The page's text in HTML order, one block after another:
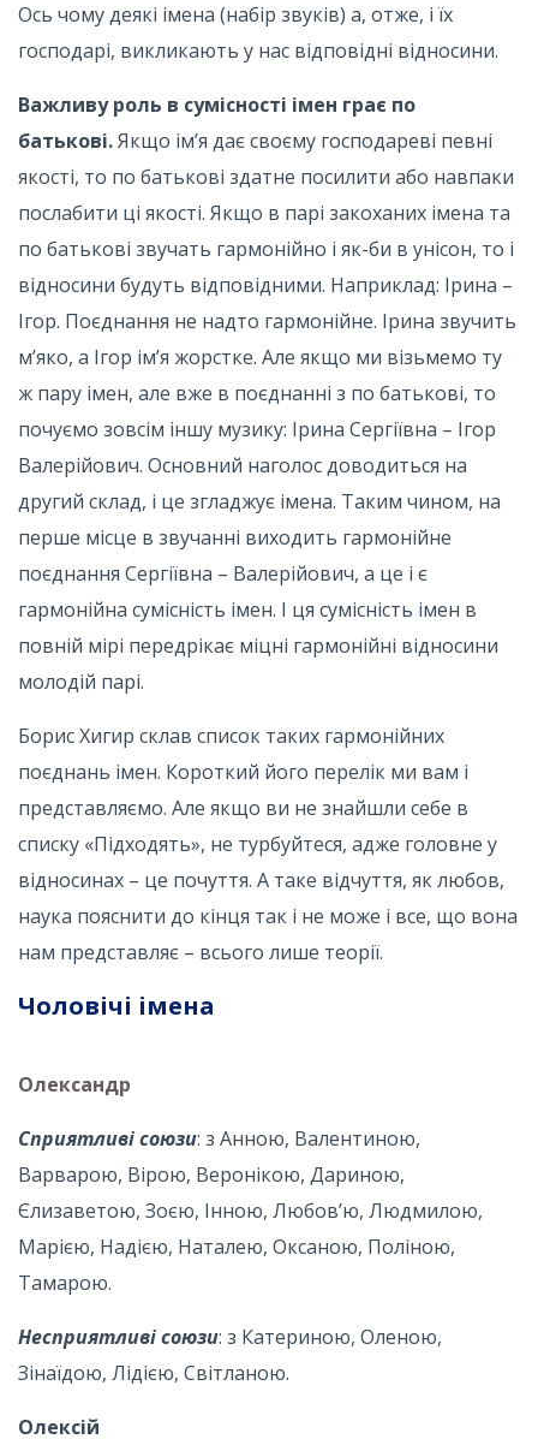
Ось чому деякі імена (набір звуків) а, отже, і їх
господарі, викликають у нас відповідні відносини.
Важливу роль в сумісності імен грає по
батькові.Якщо ім’я дає своєму господареві певні
якості, то по батькові здатне посилити або навпаки
послабити ці якості. Якщо в парі закоханих імена та
по батькові звучать гармонійно і як-би в унісон, то і
відносини будуть відповідними. Наприклад: Ірина –
Ігор. Поєднання не надто гармонійне. Ірина звучить
м’яко, а Ігор ім’я жорстке. Але якщо ми візьмемо ту
ж пару імен, але вже в поєднанні з по батькові, то
почуємо зовсім іншу музику: Ірина Сергіївна – Ігор
Валерійович. Основний наголос доводиться на
другий склад, і це згладжує імена. Таким чином, на
перше місце в звучанні виходить гармонійне
поєднання Сергіївна – Валерійович, а це і є
гармонійна сумісність імен. І ця сумісність імен в
повній мірі передрікає міцні гармонійні відносини
молодій парі.
Борис Хигир склав список таких гармонійних
поєднань імен. Короткий його перелік ми вам і
представляємо. Але якщо ви не знайшли себе в
списку «Підходять», не турбуйтеся, адже головне у
відносинах – це почуття. А таке відчуття, як любов,
наука пояснити до кінця так і не може і все, що вона
нам представляє – всього лише теорії.
Чоловічі імена
Олександр
Сприятливі союзи: з Анною, Валентиною,
Варварою, Вірою, Веронікою, Дариною,
Єлизаветою, Зоєю, Інною, Любов’ю, Людмилою,
Марією, Надією, Наталею, Оксаною, Поліною,
Тамарою.
Несприятливі союзи: з Катериною, Оленою,
Зінаїдою, Лідією, Світланою.
Олексій